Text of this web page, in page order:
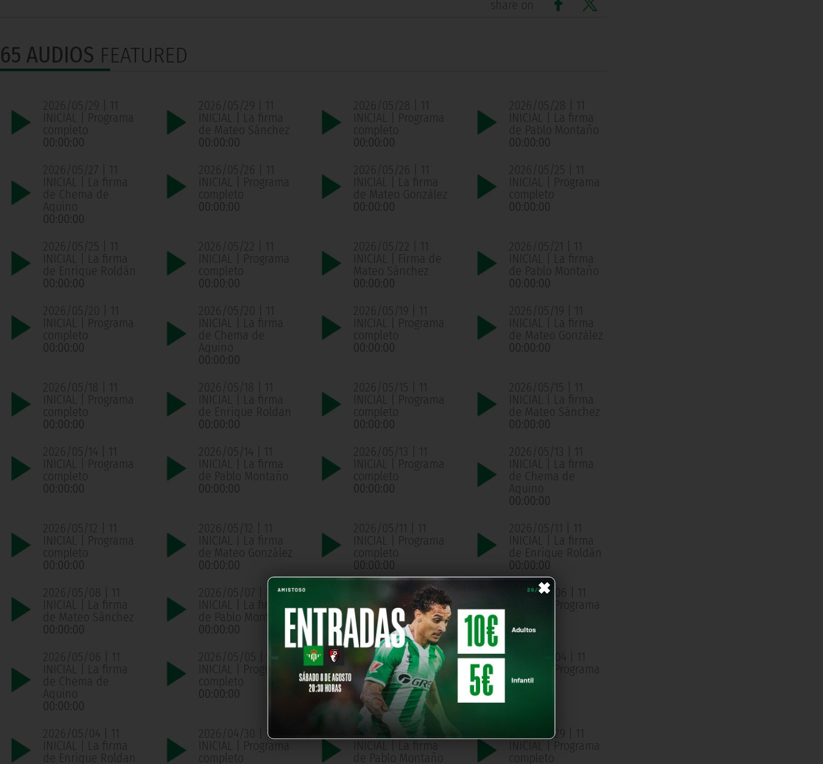
×
share on
65 AUDIOS FEATURED
2026/05/29 | 11
INICIAL | Programa
completo
00:00:00
2026/05/29 | 11
INICIAL | La firma
de Mateo Sánchez
00:00:00
2026/05/28 | 11
INICIAL | Programa
completo
00:00:00
2026/05/28 | 11
INICIAL | La firma
de Pablo Montaño
00:00:00
2026/05/27 | 11
INICIAL | La firma
de Chema de
Aquino
00:00:00
2026/05/26 | 11
INICIAL | Programa
completo
00:00:00
2026/05/26 | 11
INICIAL | La firma
de Mateo González
00:00:00
2026/05/25 | 11
INICIAL | Programa
completo
00:00:00
2026/05/25 | 11
INICIAL | La firma
de Enrique Roldán
00:00:00
2026/05/22 | 11
INICIAL | Programa
completo
00:00:00
2026/05/22 | 11
INICIAL | Firma de
Mateo Sánchez
00:00:00
2026/05/21 | 11
INICIAL | La firma
de Pablo Montaño
00:00:00
2026/05/20 | 11
INICIAL | Programa
completo
00:00:00
2026/05/20 | 11
INICIAL | La firma
de Chema de
Aquino
00:00:00
2026/05/19 | 11
INICIAL | Programa
completo
00:00:00
2026/05/19 | 11
INICIAL | La firma
de Mateo González
00:00:00
2026/05/18 | 11
INICIAL | Programa
completo
00:00:00
2026/05/18 | 11
INICIAL | La firma
de Enrique Roldan
00:00:00
2026/05/15 | 11
INICIAL | Programa
completo
00:00:00
2026/05/15 | 11
INICIAL | La firma
de Mateo Sánchez
00:00:00
2026/05/14 | 11
INICIAL | Programa
completo
00:00:00
2026/05/14 | 11
INICIAL | La firma
de Pablo Montaño
00:00:00
2026/05/13 | 11
INICIAL | Programa
completo
00:00:00
2026/05/13 | 11
INICIAL | La firma
de Chema de
Aquino
00:00:00
2026/05/12 | 11
INICIAL | Programa
completo
00:00:00
2026/05/12 | 11
INICIAL | La firma
de Mateo González
00:00:00
2026/05/11 | 11
INICIAL | Programa
completo
00:00:00
2026/05/11 | 11
INICIAL | La firma
de Enrique Roldán
00:00:00
2026/05/08 | 11
INICIAL | La firma
de Mateo Sánchez
00:00:00
2026/05/07 | 11
INICIAL | La firma
de Pablo Montaño
00:00:00
2026/05/07 | 11
INICIAL | Programa
completo
00:00:00
2026/05/06 | 11
INICIAL | Programa
00:00:00
2026/05/06 | 11
INICIAL | La firma
de Chema de
Aquino
00:00:00
2026/05/05 | 11
INICIAL | Programa
completo
00:00:00
2026/05/05 | 11
INICIAL | La firma
de Mateo González
00:00:00
2026/05/04 | 11
INICIAL | Programa
completo
2026/05/04 | 11
INICIAL | La firma
de Enrique Roldan
2026/04/30 | 11
INICIAL | Programa
completo
2026/04/30 | 11
INICIAL | La firma
de Pablo Montaño
2026/04/29 | 11
INICIAL | Programa
completo